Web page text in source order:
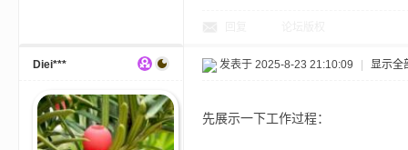
Diei*** 发表于 2025-8-23 21:10:09 显示全
先展示一下工作过程：